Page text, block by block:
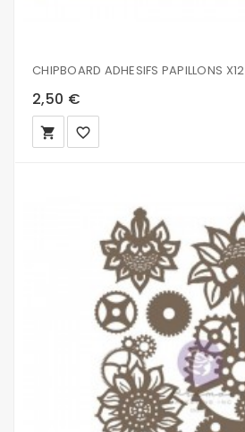
CHIPBOARD ADHESIFS PAPILLONS X12
2,50 €
local_grocery_store favorite_border